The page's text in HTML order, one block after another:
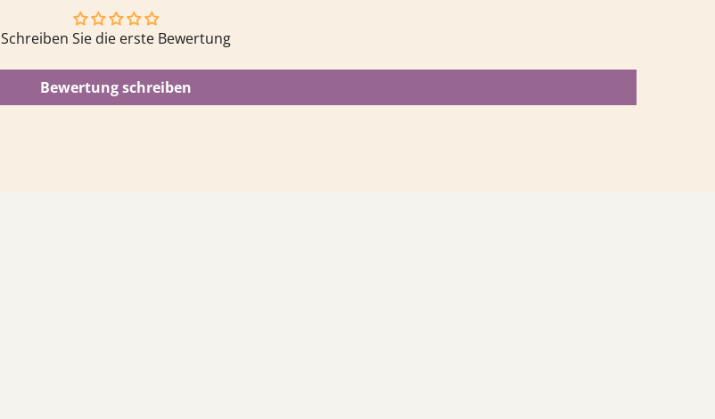
Schreiben Sie die erste Bewertung
Bewertung schreiben